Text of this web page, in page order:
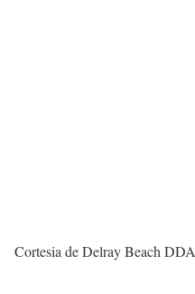
Cortesia de Delray Beach DDA